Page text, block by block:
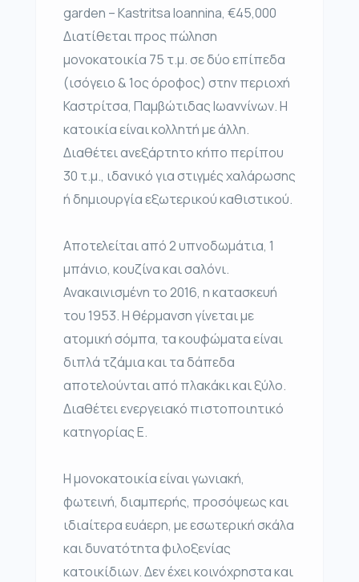
garden – Kastritsa Ioannina, €45,000
Διατίθεται προς πώληση
μονοκατοικία 75 τ.μ. σε δύο επίπεδα
(ισόγειο & 1ος όροφος) στην περιοχή
Καστρίτσα, Παμβώτιδας Ιωαννίνων. Η
κατοικία είναι κολλητή με άλλη.
Διαθέτει ανεξάρτητο κήπο περίπου
30 τ.μ., ιδανικό για στιγμές χαλάρωσης
ή δημιουργία εξωτερικού καθιστικού.
Αποτελείται από 2 υπνοδωμάτια, 1
μπάνιο, κουζίνα και σαλόνι.
Ανακαινισμένη το 2016, η κατασκευή
του 1953. Η θέρμανση γίνεται με
ατομική σόμπα, τα κουφώματα είναι
διπλά τζάμια και τα δάπεδα
αποτελούνται από πλακάκι και ξύλο.
Διαθέτει ενεργειακό πιστοποιητικό
κατηγορίας Ε.
Η μονοκατοικία είναι γωνιακή,
φωτεινή, διαμπερής, προσόψεως και
ιδιαίτερα ευάερη, με εσωτερική σκάλα
και δυνατότητα φιλοξενίας
κατοικίδιων. Δεν έχει κοινόχρηστα και